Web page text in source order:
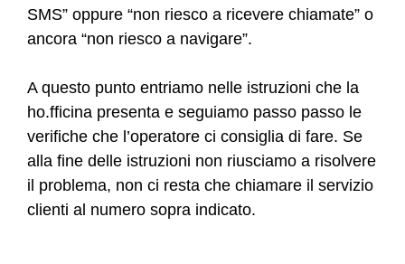
SMS” oppure “non riesco a ricevere chiamate” o
ancora “non riesco a navigare”.
A questo punto entriamo nelle istruzioni che la
ho.fficina presenta e seguiamo passo passo le
verifiche che l’operatore ci consiglia di fare. Se
alla fine delle istruzioni non riusciamo a risolvere
il problema, non ci resta che chiamare il servizio
clienti al numero sopra indicato.